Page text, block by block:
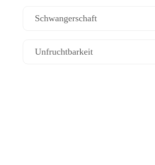
Schwangerschaft
Unfruchtbarkeit